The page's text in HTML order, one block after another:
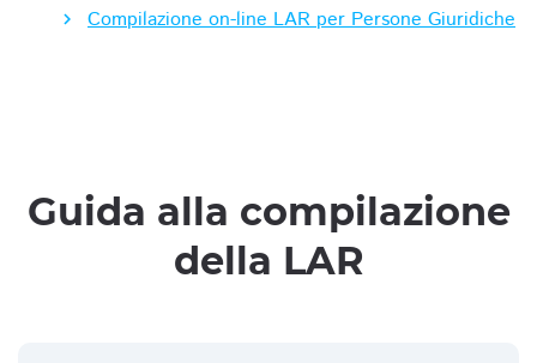
Compilazione on-line LAR per Persone Giuridiche
Guida alla compilazione
della LAR